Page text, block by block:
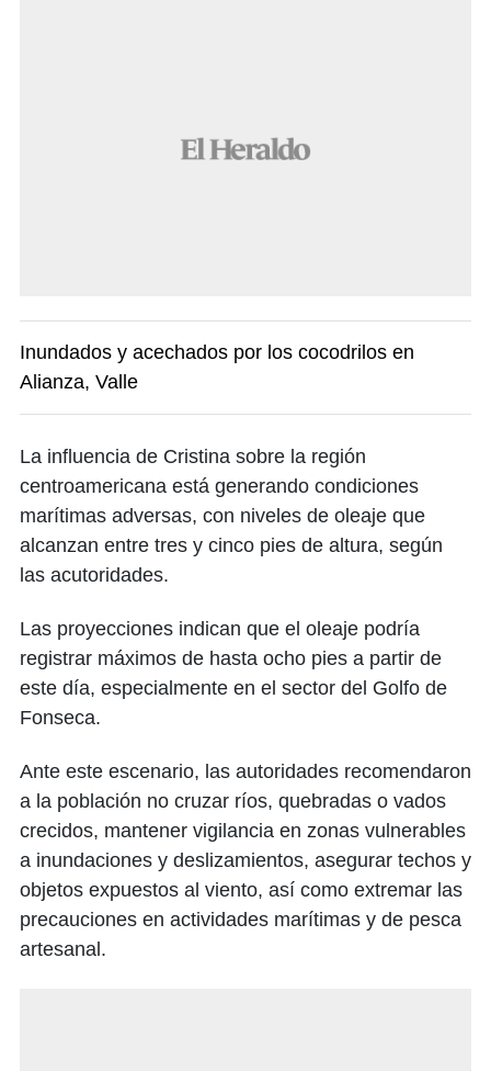
Inundados y acechados por los cocodrilos en
Alianza, Valle
La influencia de Cristina sobre la región
centroamericana está generando condiciones
marítimas adversas, con niveles de oleaje que
alcanzan entre tres y cinco pies de altura, según
las acutoridades.
Las proyecciones indican que el oleaje podría
registrar máximos de hasta ocho pies a partir de
este día, especialmente en el sector del Golfo de
Fonseca.
Ante este escenario, las autoridades recomendaron
a la población no cruzar ríos, quebradas o vados
crecidos, mantener vigilancia en zonas vulnerables
a inundaciones y deslizamientos, asegurar techos y
objetos expuestos al viento, así como extremar las
precauciones en actividades marítimas y de pesca
artesanal.